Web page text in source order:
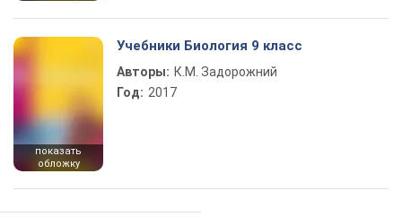
показать
обложку
Учебники Биология 9 класс
Авторы: К.М. Задорожний
Год: 2017